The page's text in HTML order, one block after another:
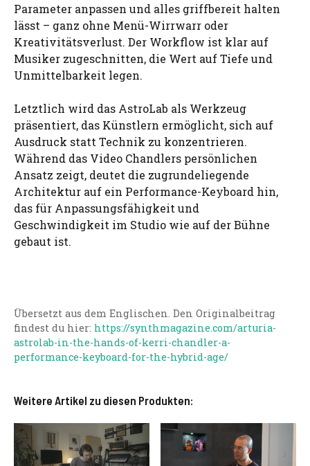
Parameter anpassen und alles griffbereit halten
lässt – ganz ohne Menü-Wirrwarr oder
Kreativitätsverlust. Der Workflow ist klar auf
Musiker zugeschnitten, die Wert auf Tiefe und
Unmittelbarkeit legen.
Letztlich wird das AstroLab als Werkzeug
präsentiert, das Künstlern ermöglicht, sich auf
Ausdruck statt Technik zu konzentrieren.
Während das Video Chandlers persönlichen
Ansatz zeigt, deutet die zugrundeliegende
Architektur auf ein Performance-Keyboard hin,
das für Anpassungsfähigkeit und
Geschwindigkeit im Studio wie auf der Bühne
gebaut ist.
Übersetzt aus dem Englischen. Den Originalbeitrag
findest du hier: https://synthmagazine.com/arturia-
astrolab-in-the-hands-of-kerri-chandler-a-
performance-keyboard-for-the-hybrid-age/
Weitere Artikel zu diesen Produkten: